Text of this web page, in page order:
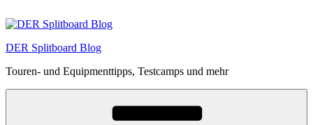
Inhalt
DER Splitboard Blog
Touren- und Equipmenttipps, Testcamps und mehr